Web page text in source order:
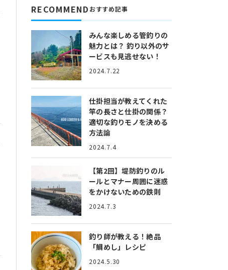
RECOMMEND おすすめ記事
みんな楽しめる管釣りの
魅力とは？ 釣り以外のサ
ービスも見逃せない！
2024.7.22
仕掛担当が教えてくれた
竿の長さと仕掛の関係？
適切な釣りモノを決める
方法論
2024.7.4
【第2回】堤防釣りのル
ールとマナー周囲に迷惑
をかけないための鉄則
2024.7.3
釣り師が教える！絶品
「鯛めし」レシピ
2024.5.30